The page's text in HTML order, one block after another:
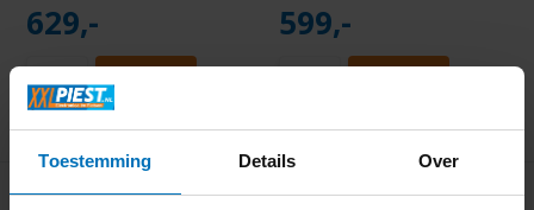
Toestemming Details Over
629,- 599,-